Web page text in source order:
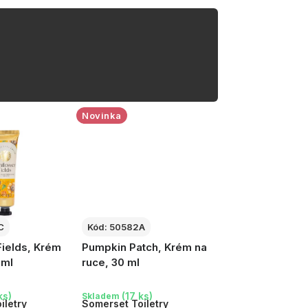
Krém
Pumpkin Patch, Krém na
ruce, 30 ml
Novinka
Somerset Toiletry
Skladem (17 ks)
Kód: 50582A